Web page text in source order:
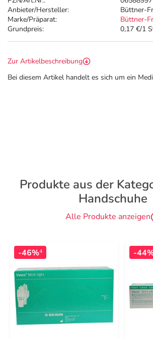
Anbieter/Hersteller:
Büttner-
Marke/Präparat:
Büttner-
Grundpreis:
0,17 €/1
Zur Artikelbeschreibung
Bei diesem Artikel handelt es sich um ein
Produkte aus der
Handschuhe
Alle Produkte anzeigen
-46%4 -